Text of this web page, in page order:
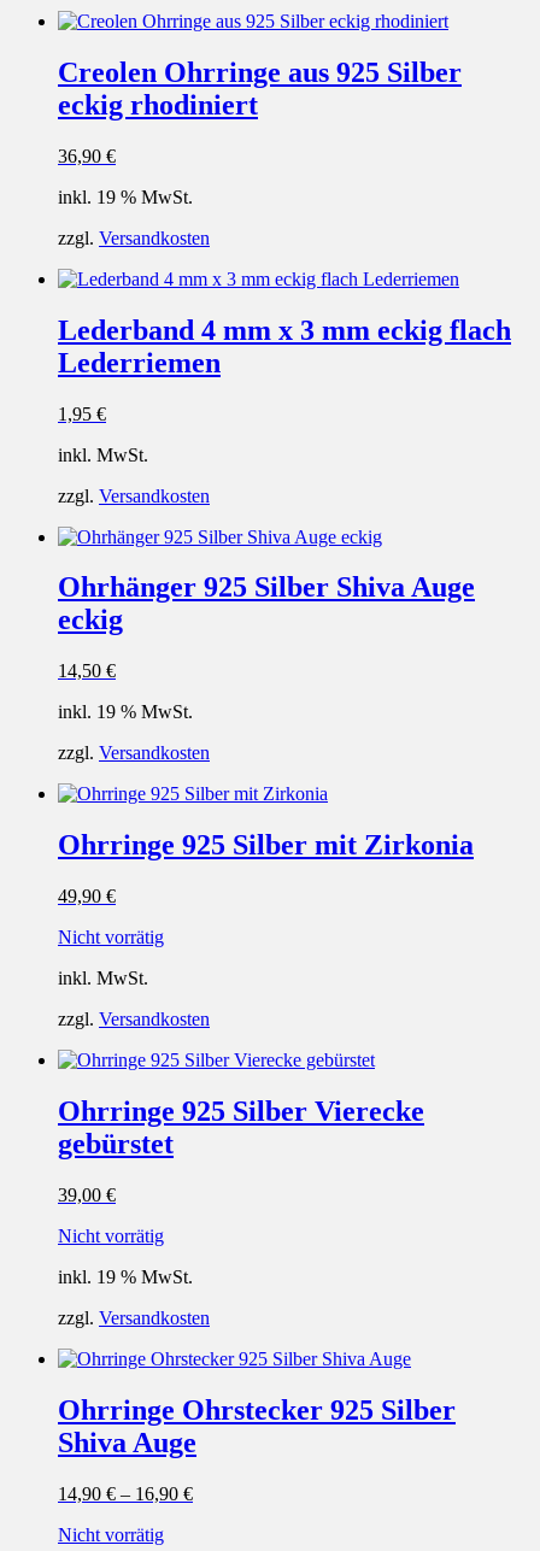
Creolen Ohrringe aus 925 Silber
eckig rhodiniert
36,90 €
inkl. 19 % MwSt.
zzgl. Versandkosten
Lederband 4 mm x 3 mm eckig flach
Lederriemen
1,95 €
inkl. MwSt.
zzgl. Versandkosten
Ohrhänger 925 Silber Shiva Auge
eckig
14,50 €
inkl. 19 % MwSt.
zzgl. Versandkosten
Ohrringe 925 Silber mit Zirkonia
49,90 €
Nicht vorrätig
inkl. MwSt.
zzgl. Versandkosten
Ohrringe 925 Silber Vierecke
gebürstet
39,00 €
Nicht vorrätig
inkl. 19 % MwSt.
zzgl. Versandkosten
Ohrringe Ohrstecker 925 Silber
Shiva Auge
14,90 € – 16,90 €
Nicht vorrätig